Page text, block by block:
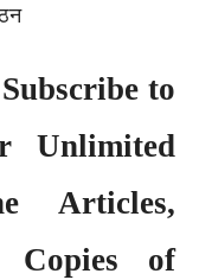
to
Unlimited
Articles,
Copies of